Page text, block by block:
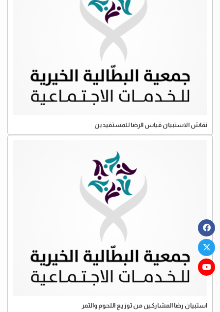
نقاش الاستبيان قياس الرضا للمستفيدين
استبيان رضا المشاركين من توزيع اللحوم والتمر